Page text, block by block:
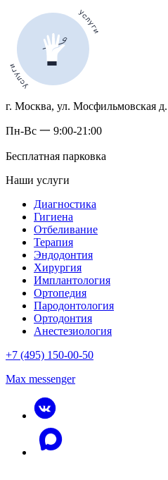
г. Москва, ул. Мосфильмовская
Пн-Вс 一 9:00-21:00
Бесплатная парковка
Наши услуги
Диагностика
Гигиена
Отбеливание
Терапия
Эндодонтия
Хирургия
Имплантология
Ортопедия
Пародонтология
Ортодонтия
Анестезиология
+7 (495) 150-00-50
Max messenger